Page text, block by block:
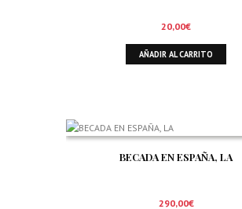
20,00€
AÑADIR AL CARRITO
BECADA EN ESPAÑA, LA
290,00€